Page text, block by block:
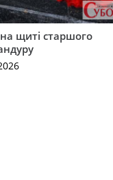
щиті старшого